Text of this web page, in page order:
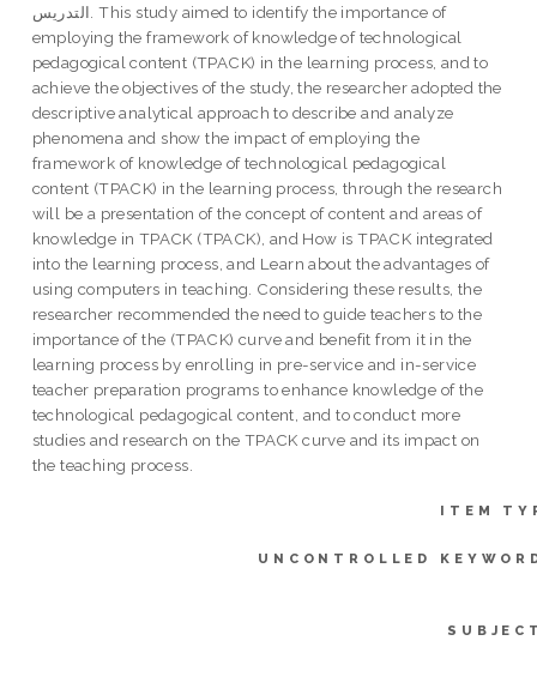
التدريس. This study aimed to identify the importance of
employing the framework of knowledge of technological
pedagogical content (TPACK) in the learning process, and to
achieve the objectives of the study, the researcher adopted the
descriptive analytical approach to describe and analyze
phenomena and show the impact of employing the
framework of knowledge of technological pedagogical
content (TPACK) in the learning process, through the research
will be a presentation of the concept of content and areas of
knowledge in TPACK (TPACK), and How is TPACK integrated
into the learning process, and Learn about the advantages of
using computers in teaching. Considering these results, the
researcher recommended the need to guide teachers to the
importance of the (TPACK) curve and benefit from it in the
learning process by enrolling in pre-service and in-service
teacher preparation programs to enhance knowledge of the
technological pedagogical content, and to conduct more
studies and research on the TPACK curve and its impact on
the teaching process.
ITEM
UNCONTROLLED